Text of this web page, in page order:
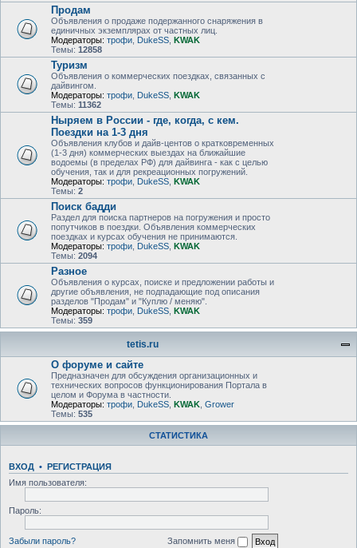
Продам
Объявления о продаже подержанного снаряжения в
единичных экземплярах от частных лиц.
Модераторы: трофи DukeSS KWAK
Темы: 12858
Туризм
Объявления о коммерческих поездках, связанных с
дайвингом.
Модераторы: трофи DukeSS KWAK
Темы: 11362
Ныряем в России - где, когда, с кем.
Поездки на 1-3 дня
Объявления клубов и дайв-центов о кратковременных
(1-3 дня) коммерческих выездах на ближайшие
водоемы (в пределах РФ) для дайвинга - как с целью
обучения, так и для рекреационных погружений.
Модераторы: трофи DukeSS KWAK
Темы: 2
Поиск бадди
Раздел для поиска партнеров на погружения и просто
попутчиков в поездки. Объявления коммерческих
поездках и курсах обучения не принимаются.
Модераторы: трофи DukeSS KWAK
Темы: 2094
Разное
Объявления о курсах, поиске и предложении работы и
другие объявления, не подпадающие под описания
разделов "Продам" и "Куплю / меняю".
Модераторы: трофи DukeSS KWAK
Темы: 359
tetis.ru
О форуме и сайте
Предназначен для обсуждения организационных и
технических вопросов функционирования Портала в
целом и Форума в частности.
Модераторы: трофи DukeSS KWAK Grower
Темы: 535
СТАТИСТИКА
ВХОД • РЕГИСТРАЦИЯ
Имя пользователя:
Пароль:
Забыли пароль? Запомнить меня